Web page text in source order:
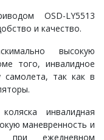
OSD-LY5513
и качество.
высокую
того, инвалидное
так как в
инвалидная
маневренность и
при ежедневном